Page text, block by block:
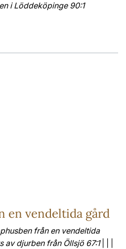
i Löddeköpinge 90:1
en vendeltida gård
från en vendeltida
av djurben från Öllsjö 67:1| | |